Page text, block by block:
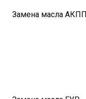
Замена масла АКПП